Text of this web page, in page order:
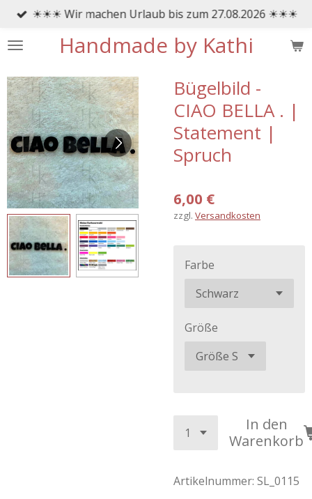
Zum
springen
Handmade by Kathi
☀☀☀ Wir machen Urlaub bis zum 27.08.2026 ☀☀☀
Bügelbild -
CIAO BELLA . |
Statement |
Spruch
6,00 €
zzgl. Versandkosten
Farbe
Größe
In den
Warenkorb
Artikelnummer: SL_0115